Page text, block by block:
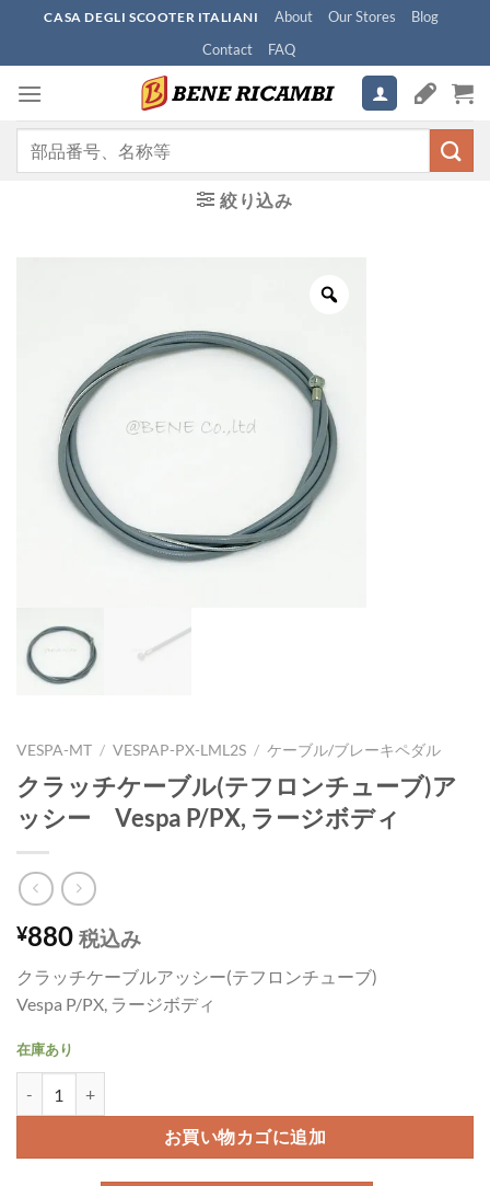
content
CASA DEGLI SCOOTER ITALIANI About Our Stores
Blog
Contact
FAQ
絞り込み
VESPA-MT / VESPAP-PX-LML2S / ケーブル/ブレーキペダル
クラッチケーブル(テフロンチューブ)ア
ッシー Vespa P/PX, ラージボディ
¥880 税込み
クラッチケーブルアッシー(テフロンチューブ)
Vespa P/PX, ラージボディ
在庫あり
お買い物カゴに追加